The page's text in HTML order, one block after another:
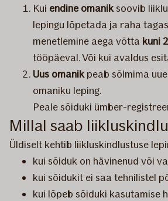
Kui endine omaniksoovib
lepingu lõpetada ja raha
menetlemine aega võtta kuni
tööpäeval. Või kui avaldus
Uus omanikpeab sõlmima
omaniku leping.
Peale sõiduki ümber-
Millal saab
Üldiselt kehtib liikluskindlustuse
kui sõiduk on hävinenud või
kui sõidukit ei saa tehnilistel
kui lõpeb sõiduki kasutamise